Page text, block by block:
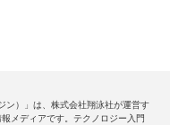
ン）」は、株式会社翔泳社が運営す
メディアです。テクノロジー入門